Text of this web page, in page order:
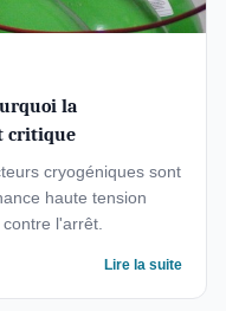
la
critique
cryogéniques sont
haute tension
l'arrêt.
Lire la suite